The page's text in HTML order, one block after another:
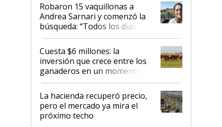
Robaron 15 vaquillonas a
Andrea Sarnari y comenzó la
búsqueda: “Todos los días le
toca a algún productor”
Cuesta $6 millones: la
inversión que crece entre los
ganaderos en un momento
histórico para la actividad
La hacienda recuperó precio,
pero el mercado ya mira el
próximo techo